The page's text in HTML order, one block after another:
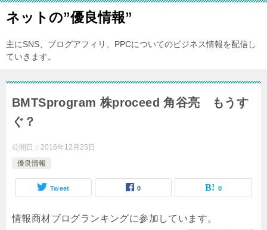
ネットの”優良情報”
主にSNS、ブログアフィリ、PPCについてのビジネス情報を配信し
ていきます。
BMTSprogram 株proceed 角谷亮 もうす
ぐ？
公開日： 2016年12月25日
優良情報
Tweet 0 0
情報商材ブログランキングに参加しています。